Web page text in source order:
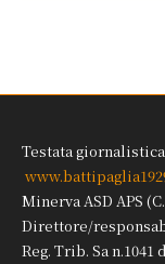
Testata giornalistica
Minerva ASD APS
Direttore/
Reg. Trib. Sa n.1041